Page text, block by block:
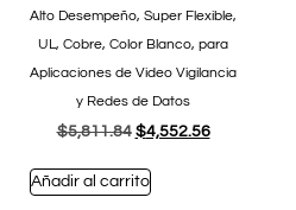
Alto Desempeño, Super Flexible,
UL, Cobre, Color Blanco, para
Aplicaciones de Video Vigilancia
y Redes de Datos
$5,811.84 $4,552.56
Añadir al carrito